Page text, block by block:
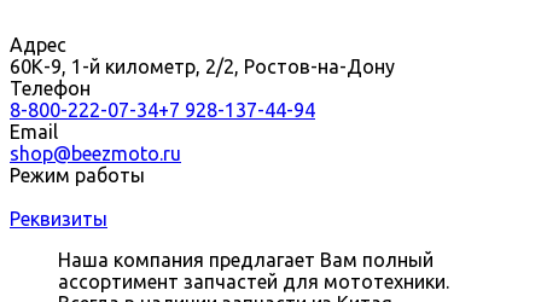
Адрес
60К-9, 1-й километр, 2/2, Ростов-на-Дону
Телефон
8-800-222-07-34+7 928-137-44-94
Email
shop@beezmoto.ru
Режим работы
Реквизиты
Наша компания предлагает Вам полный
ассортимент запчастей для мототехники.